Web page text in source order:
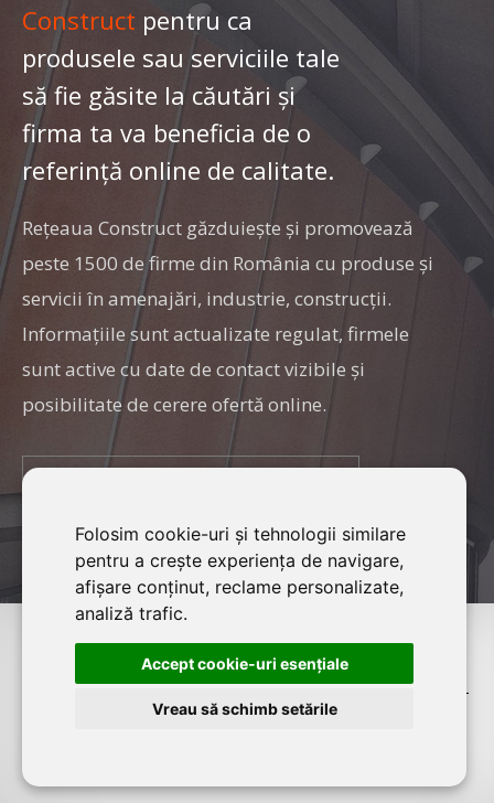
Folosim cookie-uri și tehnologii similare
pentru a crește experiența de navigare,
afișare conținut, reclame personalizate,
analiză trafic.
Accept cookie-uri esenţiale
Vreau să schimb setările
Construct pentru ca
produsele sau serviciile tale
să fie găsite la căutări și
firma ta va beneficia de o
referință online de calitate.
Rețeaua Construct găzduiește și promovează
peste 1500 de firme din România cu produse şi
servicii în amenajări, industrie, construcţii.
Informaţiile sunt actualizate regulat, firmele
sunt active cu date de contact vizibile şi
posibilitate de cerere ofertă online.
©2026 REȚEAUA CONSTRUCT este un serviciu de promovare
online pentru firme.
Proiect digital dezvoltat deLIVE COMMUNICATIONS SRL
, Cluj-
Napoca J12/4191/2006, RO19492087, Capital Social 5000 LEI